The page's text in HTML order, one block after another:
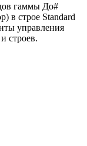
гаммы До#
в строе Standard
управления
строев.